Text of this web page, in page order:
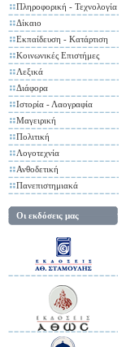
Πληροφορική - Τεχνολογία
Δίκαιο
Εκπαίδευση - Κατάρτιση
Κοινωνικές Επιστήμες
Λεξικά
Διάφορα
Ιστορία - Λαογραφία
Μαγειρική
Πολιτική
Λογοτεχνία
Ανθοδετική
Πανεπιστημιακά
Οι εκδόσεις μας